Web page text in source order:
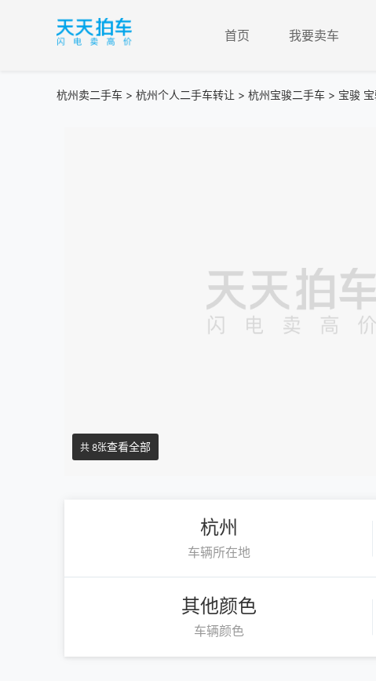
首页 我要卖车
杭州卖二手车 > 杭州个人二手车转让 > 杭州宝骏二手车 > 宝骏
共 8张查看全部
杭州
车辆所在地
其他颜色
车辆颜色